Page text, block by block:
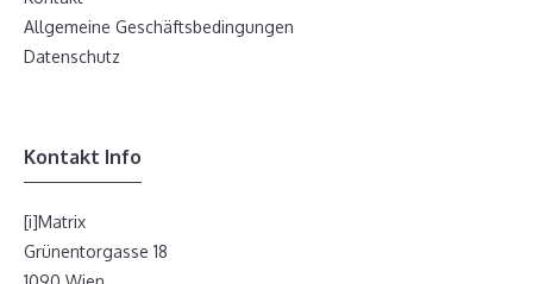
Allgemeine Geschäftsbedingungen
Datenschutz
Kontakt Info
[i]Matrix
Grünentorgasse 18